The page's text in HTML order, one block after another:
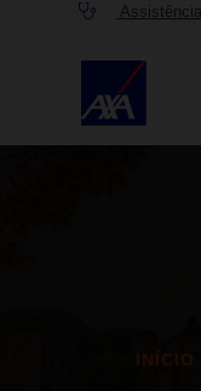
INÍCIO